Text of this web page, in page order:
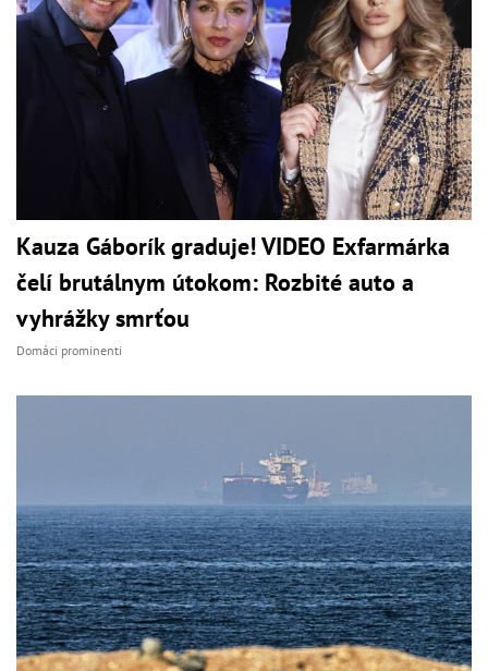
Kauza Gáborík graduje! VIDEO Exfarmárka
čelí brutálnym útokom: Rozbité auto a
vyhrážky smrťou
Domáci prominenti